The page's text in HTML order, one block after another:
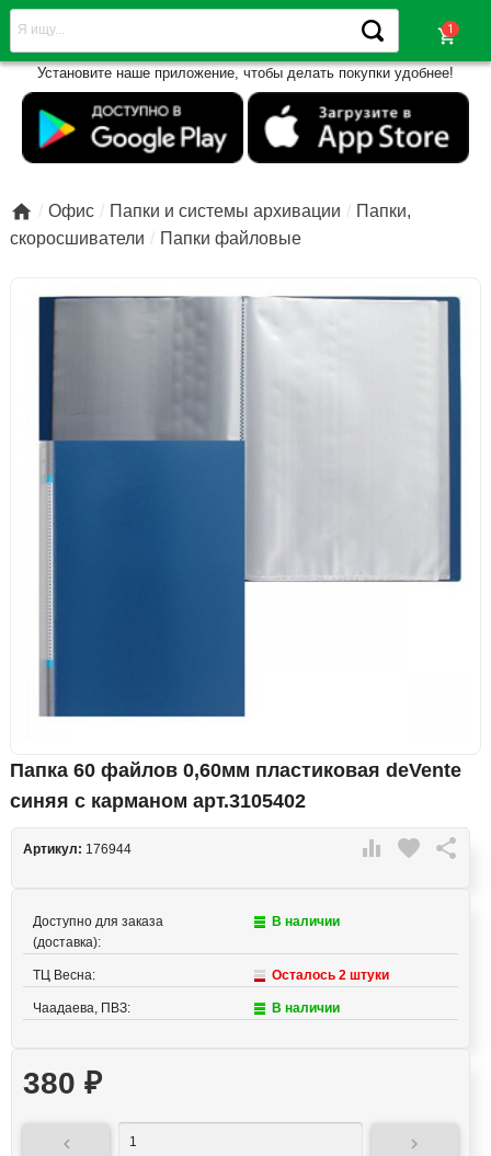
shopping_cart
Установите наше приложение, чтобы делать покупки удобнее!
 Офис Папки и системы архивации
Папки,
скоросшиватели
Папки файловые
Папка 60 файлов 0,60мм пластиковая deVente
синяя с карманом арт.3105402
 favorite 
Артикул: 176944
Доступно для заказа
(доставка):
В наличии
ТЦ Весна: Осталось 2 штуки
Чаадаева, ПВЗ: В наличии
380 ₽
 